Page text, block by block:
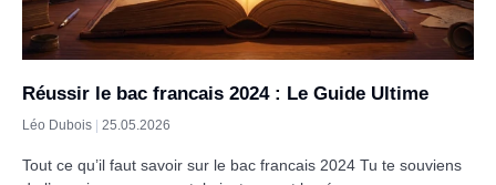
Réussir le bac francais 2024 : Le Guide Ultime
Léo Dubois 25.05.2026
Tout ce qu’il faut savoir sur le bac francais 2024 Tu te souviens